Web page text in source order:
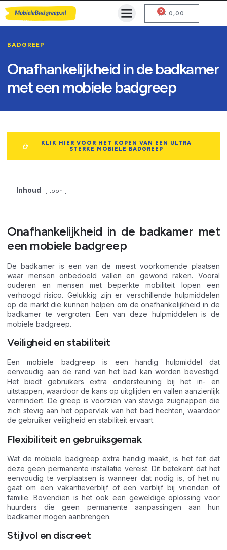
€ 0,00
0
BADGREEP
Onafhankelijkheid in de badkamer
met een mobiele badgreep
KLIK HIER VOOR HET KOPEN VAN EEN ULTRA
STERKE MOBIELE BADGREEP
Inhoud toon
Onafhankelijkheid in de badkamer met
een mobiele badgreep
De badkamer is een van de meest voorkomende plaatsen
waar mensen onbedoeld vallen en gewond raken. Vooral
ouderen en mensen met beperkte mobiliteit lopen een
verhoogd risico. Gelukkig zijn er verschillende hulpmiddelen
op de markt die kunnen helpen om de onafhankelijkheid in de
badkamer te vergroten. Een van deze hulpmiddelen is de
mobiele badgreep.
Veiligheid en stabiliteit
Een mobiele badgreep is een handig hulpmiddel dat
eenvoudig aan de rand van het bad kan worden bevestigd.
Het biedt gebruikers extra ondersteuning bij het in- en
uitstappen, waardoor de kans op uitglijden en vallen aanzienlijk
vermindert. De greep is voorzien van stevige zuignappen die
zich stevig aan het oppervlak van het bad hechten, waardoor
de gebruiker veiligheid en stabiliteit ervaart.
Flexibiliteit en gebruiksgemak
Wat de mobiele badgreep extra handig maakt, is het feit dat
deze geen permanente installatie vereist. Dit betekent dat het
eenvoudig te verplaatsen is wanneer dat nodig is, of het nu
gaat om een vakantieverblijf of een verblijf bij vrienden of
familie. Bovendien is het ook een geweldige oplossing voor
huurders die geen permanente aanpassingen aan hun
badkamer mogen aanbrengen.
Stijlvol en discreet